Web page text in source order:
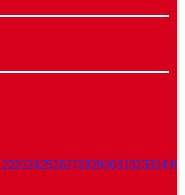
22232425262728293031 32333435